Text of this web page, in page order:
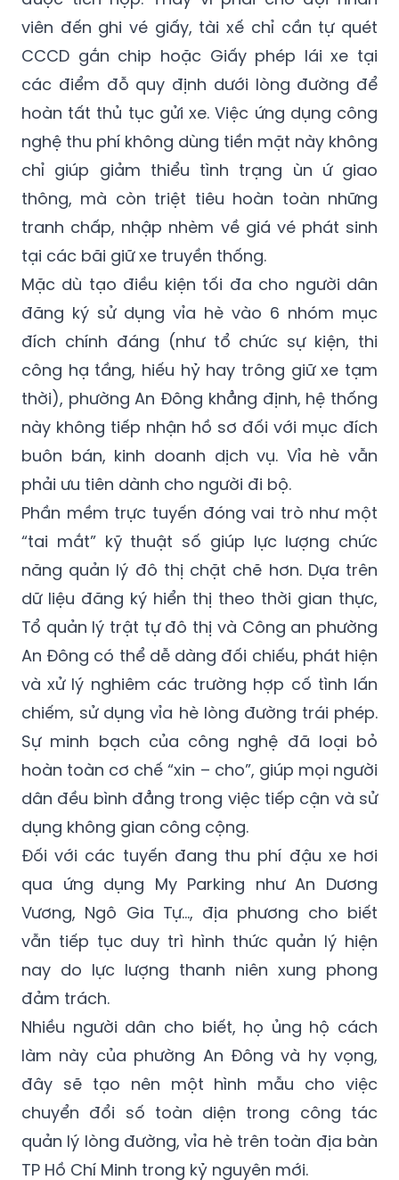
viên đến ghi vé giấy, tài xế chỉ cần tự quét
CCCD gắn chip hoặc Giấy phép lái xe tại
các điểm đỗ quy định dưới lòng đường để
hoàn tất thủ tục gửi xe. Việc ứng dụng công
nghệ thu phí không dùng tiền mặt này không
chỉ giúp giảm thiểu tình trạng ùn ứ giao
thông, mà còn triệt tiêu hoàn toàn những
tranh chấp, nhập nhèm về giá vé phát sinh
tại các bãi giữ xe truyền thống.
Mặc dù tạo điều kiện tối đa cho người dân
đăng ký sử dụng vỉa hè vào 6 nhóm mục
đích chính đáng (như tổ chức sự kiện, thi
công hạ tầng, hiếu hỷ hay trông giữ xe tạm
thời), phường An Đông khẳng định, hệ thống
này không tiếp nhận hồ sơ đối với mục đích
buôn bán, kinh doanh dịch vụ. Vỉa hè vẫn
phải ưu tiên dành cho người đi bộ.
Phần mềm trực tuyến đóng vai trò như một
“tai mắt” kỹ thuật số giúp lực lượng chức
năng quản lý đô thị chặt chẽ hơn. Dựa trên
dữ liệu đăng ký hiển thị theo thời gian thực,
Tổ quản lý trật tự đô thị và Công an phường
An Đông có thể dễ dàng đối chiếu, phát hiện
và xử lý nghiêm các trường hợp cố tình lấn
chiếm, sử dụng vỉa hè lòng đường trái phép.
Sự minh bạch của công nghệ đã loại bỏ
hoàn toàn cơ chế “xin – cho”, giúp mọi người
dân đều bình đẳng trong việc tiếp cận và sử
dụng không gian công cộng.
Đối với các tuyến đang thu phí đậu xe hơi
qua ứng dụng My Parking như An Dương
Vương, Ngô Gia Tự…, địa phương cho biết
vẫn tiếp tục duy trì hình thức quản lý hiện
nay do lực lượng thanh niên xung phong
đảm trách.
Nhiều người dân cho biết, họ ủng hộ cách
làm này của phường An Đông và hy vọng,
đây sẽ tạo nên một hình mẫu cho việc
chuyển đổi số toàn diện trong công tác
quản lý lòng đường, vỉa hè trên toàn địa bàn
TP Hồ Chí Minh trong kỷ nguyên mới.